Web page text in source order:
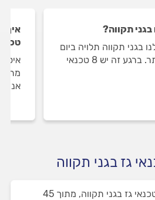
תקווה?
בגני תקווה תלויה ביום
ובשעה בה תיכנסו לאתר. ברגע זה יש 8 טכנאי
איך
אנו
גז בגני תקווה
באתר שלנו תמצאו 8 טכנאי גז בגני תקווה, מתוך 45